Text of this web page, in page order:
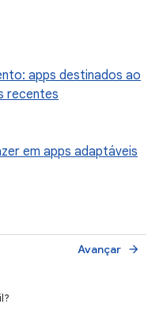
apps destinados ao
recentes
em apps adaptáveis
Avançar arrow_forward